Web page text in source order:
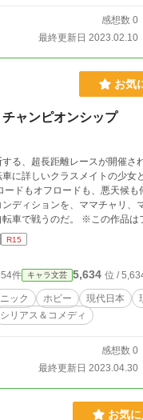
八重に折り すみから、すみま
願い申しああげ奉りまする。
感想数 0
最終更新日 2023.02.10
お気
ャンピオンシップ
る、超長距離レースが開催
に詳しいクラスメイトの少女
ドもオフロードも、悪天候も
ディションを、ママチャリ、
の作品はフィクションです。
大会、その他とは一切関係が
場することがありますが、各
唆する意図はありません。 ※劇中には
ます。公道を走る際は交通ルー
R15
件 キャラ文芸 5,634 位 /
ック ホビー 現代日本
シリアス＆コメディ
感想数 0
最終更新日 2023.04.30
お気